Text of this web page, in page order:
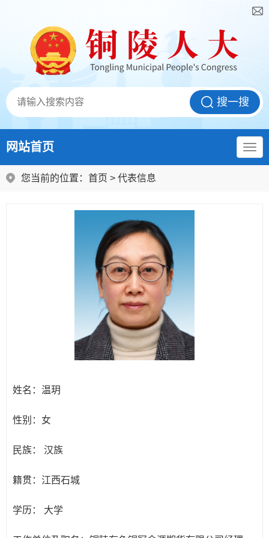
网站首页
您当前的位置： 首页 > 代表信息
姓名： 温玥
性别： 女
民族： 汉族
籍贯： 江西石城
学历： 大学